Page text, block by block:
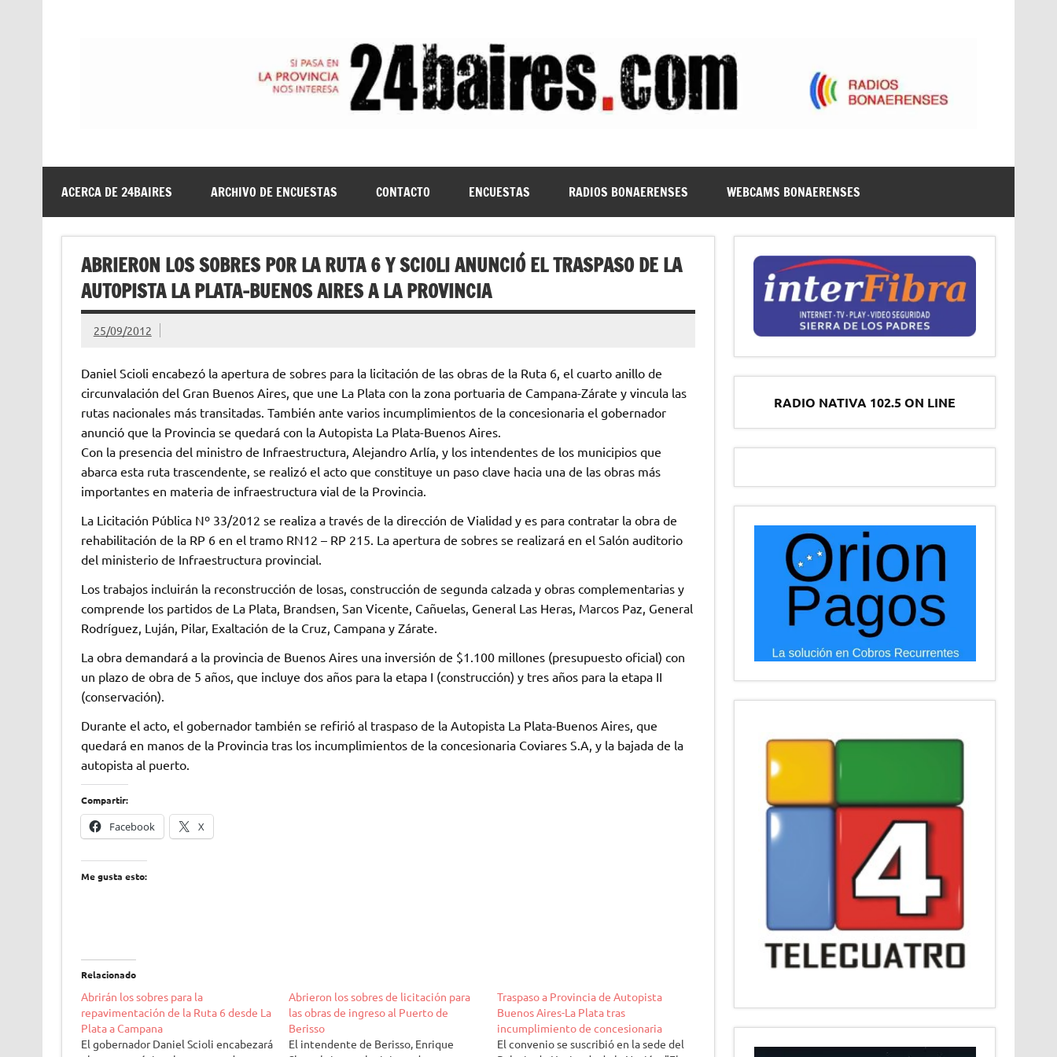
ACERCA DE 24BAIRES ARCHIVO DE ENCUESTAS CONTACTO ENCUESTAS RADIOS BONAERENSES WEBCAMS BONAERENSES
ABRIERON LOS SOBRES POR LA RUTA 6 Y SCIOLI ANUNCIÓ EL TRASPASO DE LA
AUTOPISTA LA PLATA-BUENOS AIRES A LA PROVINCIA
25/09/2012
Daniel Scioli encabezó la apertura de sobres para la licitación de las obras de la Ruta 6, el cuarto anillo de
circunvalación del Gran Buenos Aires, que une La Plata con la zona portuaria de Campana-Zárate y vincula las
rutas nacionales más transitadas. También ante varios incumplimientos de la concesionaria el gobernador
anunció que la Provincia se quedará con la Autopista La Plata-Buenos Aires.
Con la presencia del ministro de Infraestructura, Alejandro Arlía, y los intendentes de los municipios que
abarca esta ruta trascendente, se realizó el acto que constituye un paso clave hacia una de las obras más
importantes en materia de infraestructura vial de la Provincia.
La Licitación Pública Nº 33/2012 se realiza a través de la dirección de Vialidad y es para contratar la obra de
rehabilitación de la RP 6 en el tramo RN12 – RP 215. La apertura de sobres se realizará en el Salón auditorio
del ministerio de Infraestructura provincial.
Los trabajos incluirán la reconstrucción de losas, construcción de segunda calzada y obras complementarias y
comprende los partidos de La Plata, Brandsen, San Vicente, Cañuelas, General Las Heras, Marcos Paz, General
Rodríguez, Luján, Pilar, Exaltación de la Cruz, Campana y Zárate.
La obra demandará a la provincia de Buenos Aires una inversión de $1.100 millones (presupuesto oficial) con
un plazo de obra de 5 años, que incluye dos años para la etapa I (construcción) y tres años para la etapa II
(conservación).
Durante el acto, el gobernador también se refirió al traspaso de la Autopista La Plata-Buenos Aires, que
quedará en manos de la Provincia tras los incumplimientos de la concesionaria Coviares S.A, y la bajada de la
autopista al puerto.
Compartir:
Facebook X
Me gusta esto:
Relacionado
Abrirán los sobres para la
repavimentación de la Ruta 6 desde La
Plata a Campana
El gobernador Daniel Scioli encabezará
Abrieron los sobres de licitación para
las obras de ingreso al Puerto de
Berisso
El intendente de Berisso, Enrique
Traspaso a Provincia de Autopista
Buenos Aires-La Plata tras
incumplimiento de concesionaria
El convenio se suscribió en la sede del
RADIO NATIVA 102.5 ON LINE